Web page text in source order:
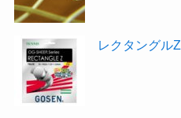
レクタングルZ